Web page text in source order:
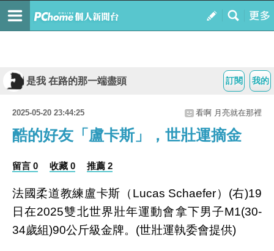
我的
訂閱
是我 在路的那一端盡頭
2025-05-20 23:44:25 看啊 月亮就在那裡
酷的好友「盧卡斯」，世壯運摘金
留言 0 收藏 0 推薦 2
法國柔道教練盧卡斯（Lucas Schaefer）(右)19
日在2025雙北世界壯年運動會拿下男子M1(30-
34歲組)90公斤級金牌。(世壯運執委會提供)